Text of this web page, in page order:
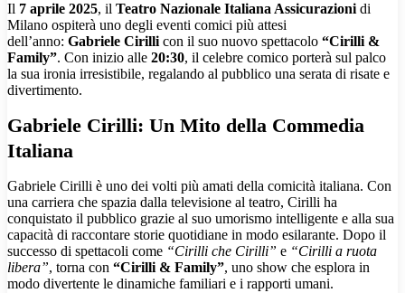
Il 7 aprile 2025, il Teatro Nazionale Italiana Assicurazioni di
Milano ospiterà uno degli eventi comici più attesi
dell’anno: Gabriele Cirilli con il suo nuovo spettacolo “Cirilli &
Family”. Con inizio alle 20:30, il celebre comico porterà sul palco
la sua ironia irresistibile, regalando al pubblico una serata di risate e
divertimento.
Gabriele Cirilli: Un Mito della Commedia
Italiana
Gabriele Cirilli è uno dei volti più amati della comicità italiana. Con
una carriera che spazia dalla televisione al teatro, Cirilli ha
conquistato il pubblico grazie al suo umorismo intelligente e alla sua
capacità di raccontare storie quotidiane in modo esilarante. Dopo il
successo di spettacoli come “Cirilli che Cirilli” e “Cirilli a ruota
libera”, torna con “Cirilli & Family”, uno show che esplora in
modo divertente le dinamiche familiari e i rapporti umani.